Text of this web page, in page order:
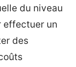
du niveau
effectuer un
des